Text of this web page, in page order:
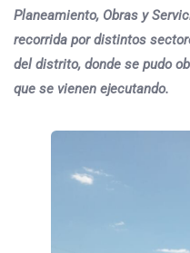
Planeamiento, Obras y
recorrida por distintos
del distrito, donde se pudo
que se vienen ejecutando.